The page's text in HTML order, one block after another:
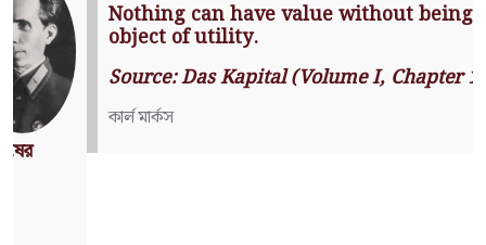
Nothing can have value without
being an object of utility.
Source: Das Kapital (Volume I,
Chapter 1)